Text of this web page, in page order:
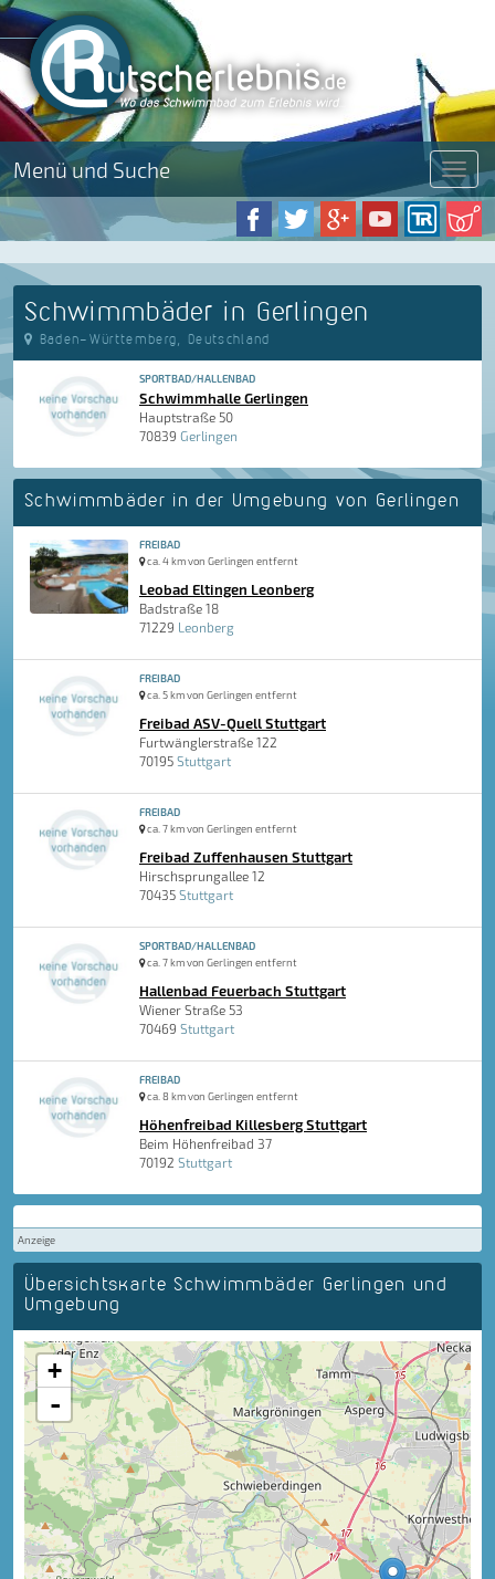
Menü und Suche Menü
Schwimmbäder in Gerlingen
Baden-Württemberg, Deutschland
SPORTBAD/HALLENBAD
Schwimmhalle Gerlingen
Hauptstraße 50
70839 Gerlingen
Schwimmbäder in der Umgebung von Gerlingen
FREIBAD
ca. 4 km von Gerlingen entfernt
Leobad Eltingen Leonberg
Badstraße 18
71229 Leonberg
FREIBAD
ca. 5 km von Gerlingen entfernt
Freibad ASV-Quell Stuttgart
Furtwänglerstraße 122
70195 Stuttgart
FREIBAD
ca. 7 km von Gerlingen entfernt
Freibad Zuffenhausen Stuttgart
Hirschsprungallee 12
70435 Stuttgart
SPORTBAD/HALLENBAD
ca. 7 km von Gerlingen entfernt
Hallenbad Feuerbach Stuttgart
Wiener Straße 53
70469 Stuttgart
FREIBAD
ca. 8 km von Gerlingen entfernt
Höhenfreibad Killesberg Stuttgart
Beim Höhenfreibad 37
70192 Stuttgart
Anzeige
Übersichtskarte Schwimmbäder Gerlingen und
Umgebung
+
-